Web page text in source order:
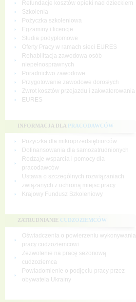
Refundacje kosztów opieki nad dzieckiem
Szkolenia
Pożyczka szkoleniowa
Egzaminy i licencje
Studia podyplomowe
Oferty Pracy w ramach sieci EURES
Rehabilitacja zawodowa osób
niepełnosprawnych
Poradnictwo zawodowe
Przygotowanie zawodowe dorosłych
Zwrot kosztów przejazdu i zakwaterowania
EURES
INFORMACJA DLA PRACODAWCÓW
Pożyczka dla mikroprzedsiębiorców
Dofinansowania dla samozatrudnionych
Rodzaje wsparcia i pomocy dla
pracodawców
Ustawa o szczególnych rozwiązaniach
związanych z ochroną miejsc pracy
Krajowy Fundusz Szkoleniowy
ZATRUDNIANIE CUDZOZIEMCÓW
Oświadczenia o powierzeniu wykonywania
pracy cudzoziemcowi
Zezwolenie na pracę sezonową
cudzoziemca
Powiadomienie o podjęciu pracy przez
obywatela Ukrainy